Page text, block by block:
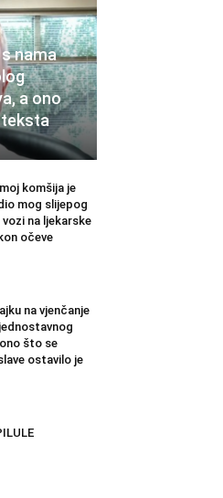
nama
a ono
komšija je
mog slijepog
na ljekarske
očeve
na vjenčanje
što se
ostavilo je